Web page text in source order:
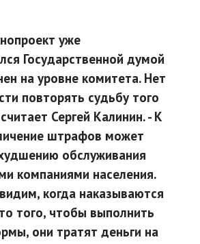
уже
Государственной думой
на уровне комитета. Нет
повторять судьбу того
Сергей Калинин. - К
штрафов может
обслуживания
компаниями населения.
когда наказываются
того, чтобы выполнить
они тратят деньги на